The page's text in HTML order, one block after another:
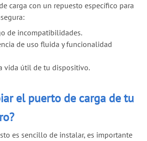
carga con un repuesto específico para
de incompatibilidades.
de uso fluida y funcionalidad
vida útil de tu dispositivo.
el puerto de carga de tu
es sencillo de instalar, es importante